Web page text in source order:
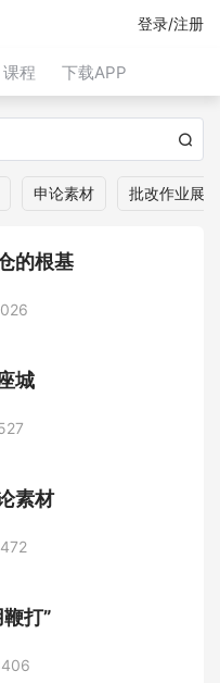
课程 下载APP
登录/注册
申论素材 批改作业展示
的根基
城
素材
打”